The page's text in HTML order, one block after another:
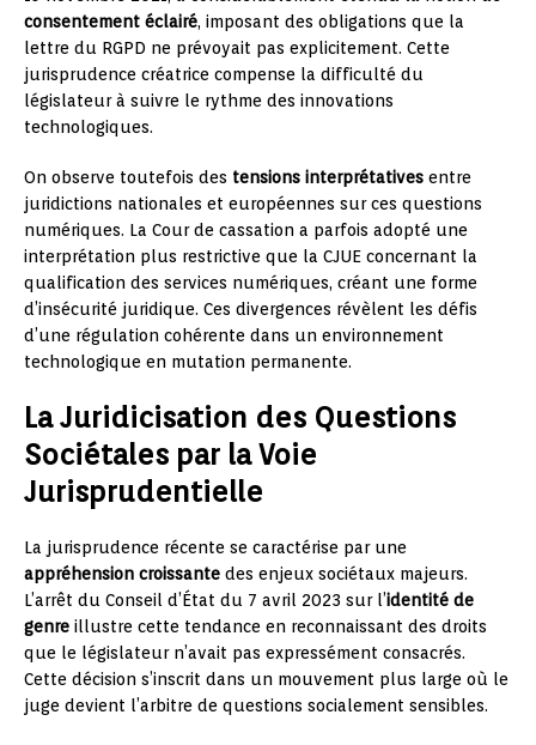
consentement éclairé, imposant des obligations que la
lettre du RGPD ne prévoyait pas explicitement. Cette
jurisprudence créatrice compense la difficulté du
législateur à suivre le rythme des innovations
technologiques.
On observe toutefois des tensions interprétatives entre
juridictions nationales et européennes sur ces questions
numériques. La Cour de cassation a parfois adopté une
interprétation plus restrictive que la CJUE concernant la
qualification des services numériques, créant une forme
d’insécurité juridique. Ces divergences révèlent les défis
d’une régulation cohérente dans un environnement
technologique en mutation permanente.
La Juridicisation des Questions
Sociétales par la Voie
Jurisprudentielle
La jurisprudence récente se caractérise par une
appréhension croissante des enjeux sociétaux majeurs.
L’arrêt du Conseil d’État du 7 avril 2023 sur l’identité de
genre illustre cette tendance en reconnaissant des droits
que le législateur n’avait pas expressément consacrés.
Cette décision s’inscrit dans un mouvement plus large où le
juge devient l’arbitre de questions socialement sensibles.